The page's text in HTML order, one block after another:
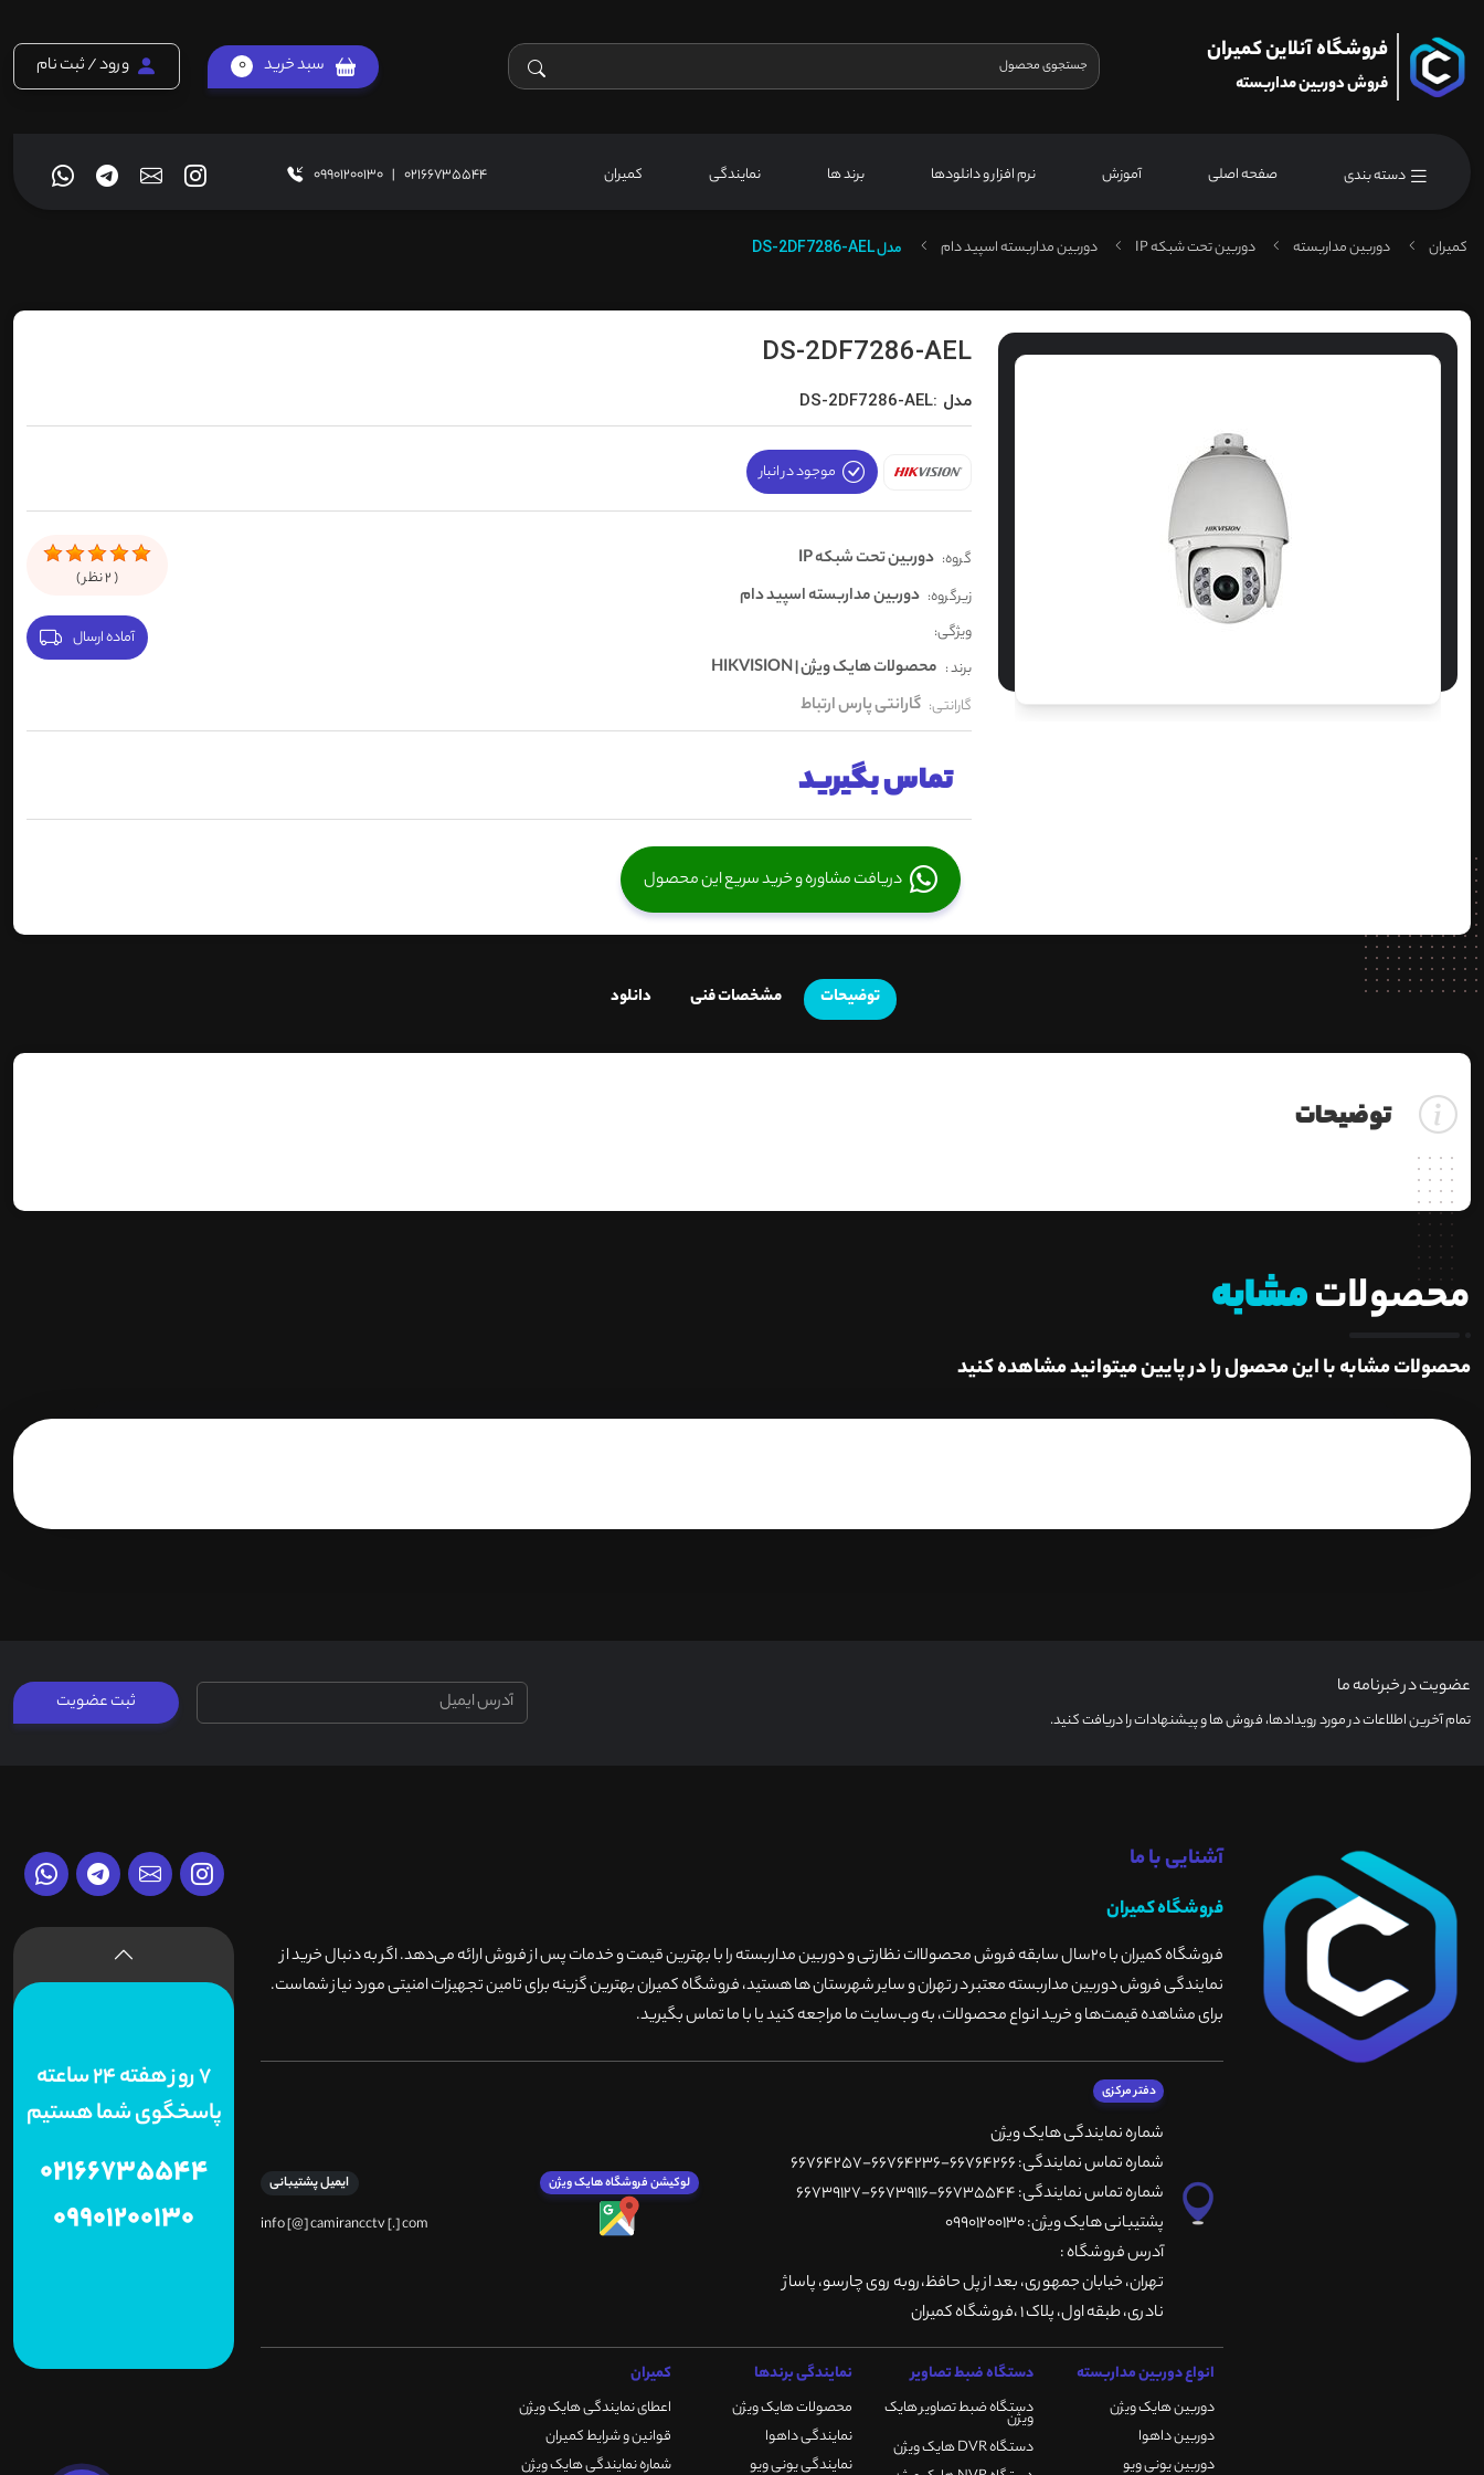
فروشگاه آنلاین کمیران
فروش دوربین مداربسته
سبد خرید 0 ورود / ثبت نام
دسته بندی صفحه اصلی آموزش نرم افزار و دانلودها برند ها نمایندگی کمیران 02166735544
|
09901200130
کمیران دوربین مداربسته دوربین تحت شبکه IP دوربین مداربسته اسپید دام مدلDS-2DF7286-AEL
DS-2DF7286-AEL
مدل :DS-2DF7286-AEL
موجود در انبار
گروه: دوربین تحت شبکه IP
زیرگروه: دوربین مداربسته اسپید دام
ویژگی:
برند : محصولات هایک ویژن | HIKVISION
گارانتی: گارانتی پارس ارتباط
(
2نظر )
آماده ارسال
تماس بگیرید
دریافت مشاوره و خرید سریع این محصول
توضیحات مشخصات فنی دانلود
توضیحات
محصولاتمشابه
محصولات مشابه با این محصول را در پایین میتوانید مشاهده کنید
عضویت در خبرنامه ما
تمام آخرین اطلاعات در مورد رویدادها، فروش ها و پیشنهادات را دریافت کنید.
ثبت عضویت
آشنایی با ما
فروشگاه کمیران
فروشگاه کمیران با ۲۰سال سابقه فروش محصولاات نظارتی و دوربین مداربسته را با بهترین قیمت و خدمات پس از فروش ارائه می‌دهد. اگر به دنبال خرید از
نمایندگی فروش دوربین مداربسته معتبر در تهران و سایر شهرستان ها هستید، فروشگاه کمیران بهترین گزینه برای تامین تجهیزات امنیتی مورد نیاز شماست.
برای مشاهده قیمت‌ها و خرید انواع محصولات، به وب‌سایت ما مراجعه کنید یا با ما تماس بگیرید.
دفتر مرکزی
شماره نمایندگی هایک ویژن
شماره تماس نمایندگی: 66764266-66764236-66764257
شماره تماس نمایندگی: 66735544-66739116-66739127
پشتیبانی هایک ویژن: 09901200130
آدرس فروشگاه :
تهران، خيابان جمهوری، بعد از پل حافظ،روبه روی چارسو، پاساژ
نادری، طبقه اول، پلاک 1 ،فروشگاه کمیران
لوکیشن فروشگاه هایک ویژن ایمیل پشتیبانی
info [@] camirancctv [.] com
انواع دوربین مداربسته
دوربین هایک ویژن
دوربین داهوا
دوربین یونی ویو
دستگاه ضبط تصاویر
دستگاه ضبط تصاویر هایک
ویژن
دستگاه DVR هایک ویژن
نمایندگی برندها
محصولات هایک ویژن
نمایندگی داهوا
نمایندگی یونی ویو
کمیران
اعطای نمایندگی هایک ویژن
قوانین و شرایط کمیران
شماره نمایندگی هایک ویژن
7 روز هفته 24 ساعته
پاسخگوی شما هستیم
02166735544
09901200130